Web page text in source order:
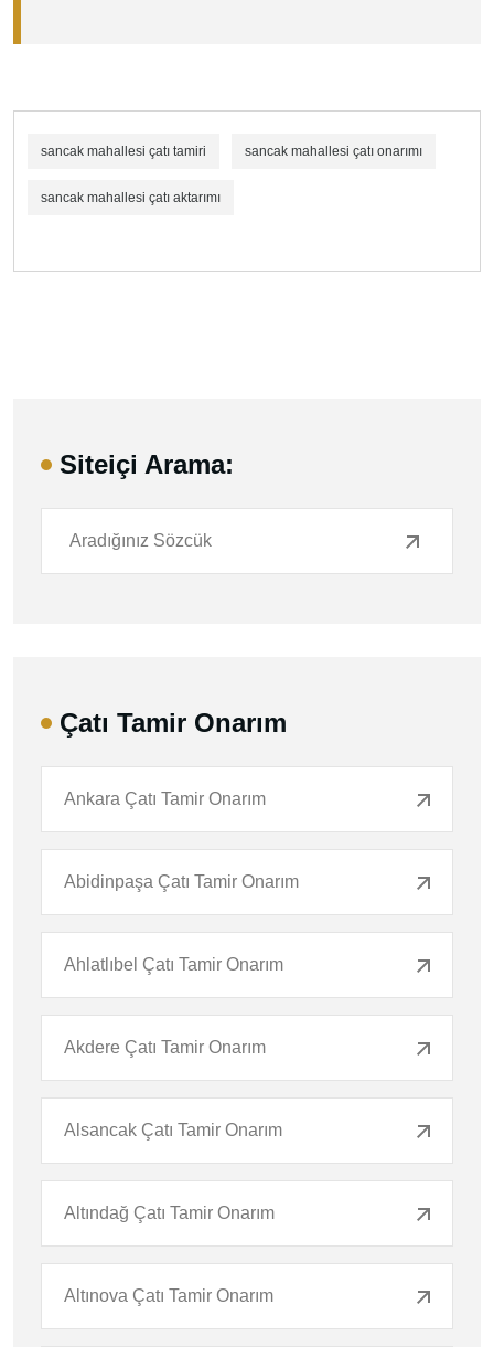
sancak mahallesi çatı tamiri sancak mahallesi çatı onarımı
sancak mahallesi çatı aktarımı
Siteiçi Arama:
Çatı Tamir Onarım
Ankara Çatı Tamir Onarım
Abidinpaşa Çatı Tamir Onarım
Ahlatlıbel Çatı Tamir Onarım
Akdere Çatı Tamir Onarım
Alsancak Çatı Tamir Onarım
Altındağ Çatı Tamir Onarım
Altınova Çatı Tamir Onarım